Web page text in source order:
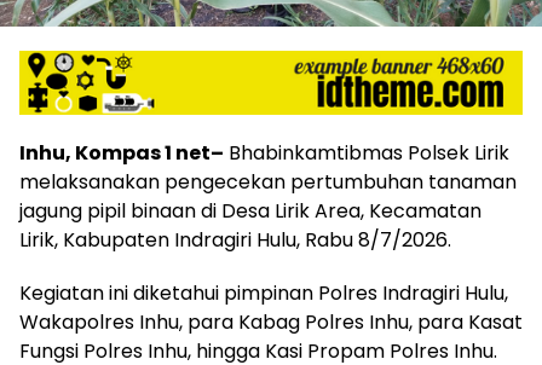
Inhu, Kompas 1 net– Bhabinkamtibmas Polsek Lirik
melaksanakan pengecekan pertumbuhan tanaman
jagung pipil binaan di Desa Lirik Area, Kecamatan
Lirik, Kabupaten Indragiri Hulu, Rabu 8/7/2026.
Kegiatan ini diketahui pimpinan Polres Indragiri Hulu,
Wakapolres Inhu, para Kabag Polres Inhu, para Kasat
Fungsi Polres Inhu, hingga Kasi Propam Polres Inhu.